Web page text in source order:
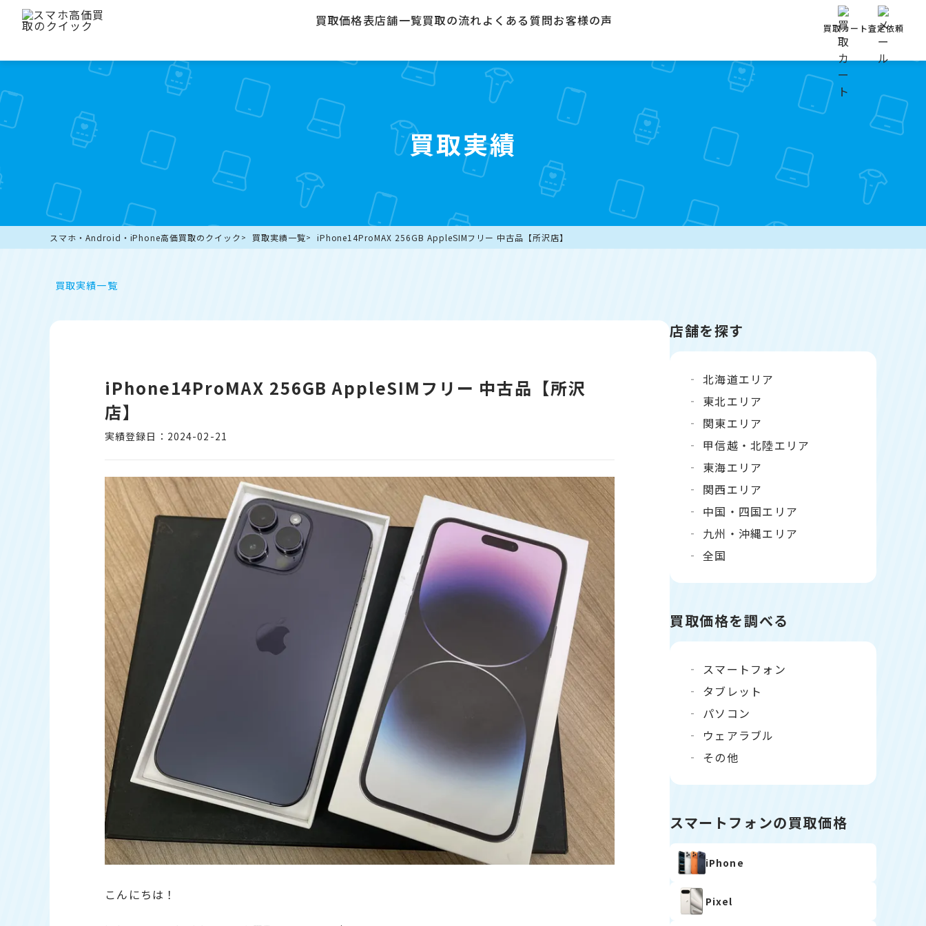
買取価格表店舗一覧買取の流れよくある質問お客様の声 買取カート査定依頼
買取実績
スマホ・Android・iPhone高価買取のクイック 買取実績一覧 iPhone14ProMAX 256GB AppleSIMフリー 中古品【所沢店】
買取実績一覧
iPhone14ProMAX 256GB AppleSIMフリー 中古品【所沢
店】
実績登録日：2024-02-21
こんにちは！
店舗を探す
北海道エリア
東北エリア
関東エリア
甲信越・北陸エリア
東海エリア
関西エリア
中国・四国エリア
九州・沖縄エリア
全国
買取価格を調べる
スマートフォン
タブレット
パソコン
ウェアラブル
その他
スマートフォンの買取価格
iPhone
Pixel